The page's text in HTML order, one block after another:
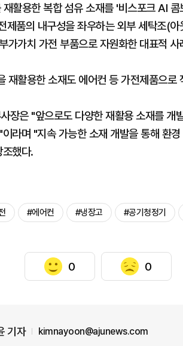
활용한 복합 섬유 소재를 '비스포크 AI
제품의 내구성을 좌우하는 외부 세탁조(
가가치 가전 부품으로 자원화한 대표적 사
재활용한 소재도 에어컨 등 가전제품으로
장은 "앞으로도 다양한 재활용 소재를 개
라며 "지속 가능한 소재 개발을 통해 환
했다.
#에어컨 #냉장고 #공기청정기
0 0
기자 kimnayoon@ajunews.com